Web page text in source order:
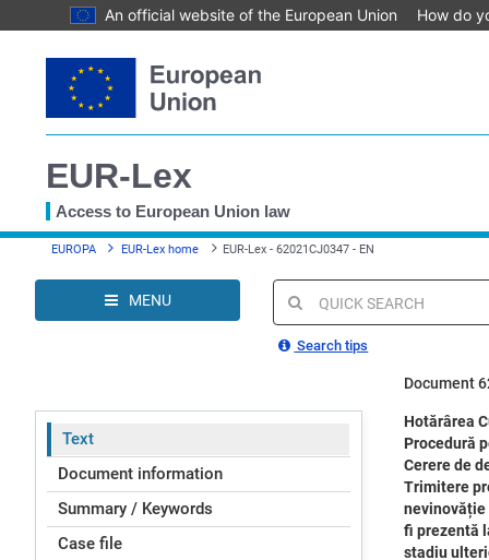
An official website of the European Union How do
to
content
EUR-Lex
Access to European Union law
You
here
EUROPA EUR-Lex home EUR-Lex - 62021CJ0347 - EN
MENU
Quick
search
Search tips
Document
Text
Document information
Summary / Keywords
Case file
Hotărârea
Procedură
Cerere de
Trimitere
nevinovăție
fi prezentă
stadiu